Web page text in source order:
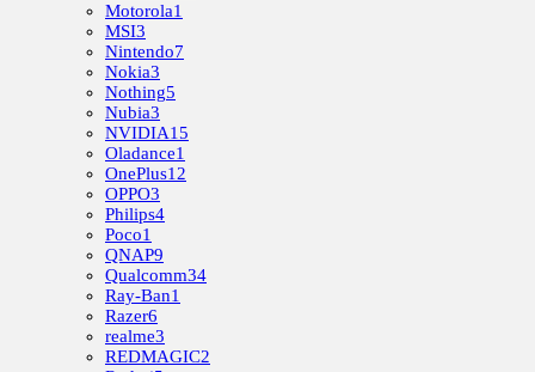
Motorola1
MSI3
Nintendo7
Nokia3
Nothing5
Nubia3
NVIDIA15
Oladance1
OnePlus12
OPPO3
Philips4
Poco1
QNAP9
Qualcomm34
Ray-Ban1
Razer6
realme3
REDMAGIC2